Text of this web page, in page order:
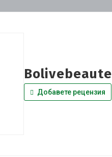
Bolivebeaute
Добавете рецензия